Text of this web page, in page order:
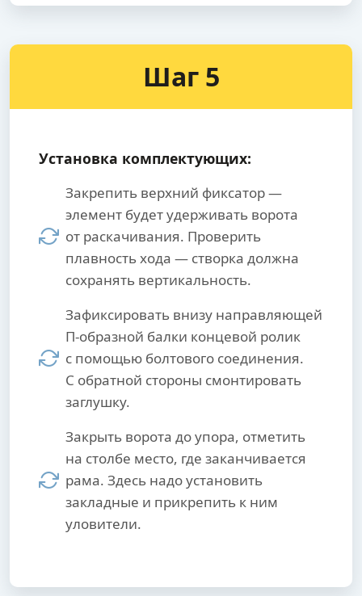
Шаг 5
Установка комплектующих:
Закрепить верхний фиксатор —
элемент будет удерживать ворота
от раскачивания. Проверить
плавность хода — створка должна
сохранять вертикальность.
Зафиксировать внизу направляющей
П-образной балки концевой ролик
с помощью болтового соединения.
С обратной стороны смонтировать
заглушку.
Закрыть ворота до упора, отметить
на столбе место, где заканчивается
рама. Здесь надо установить
закладные и прикрепить к ним
уловители.